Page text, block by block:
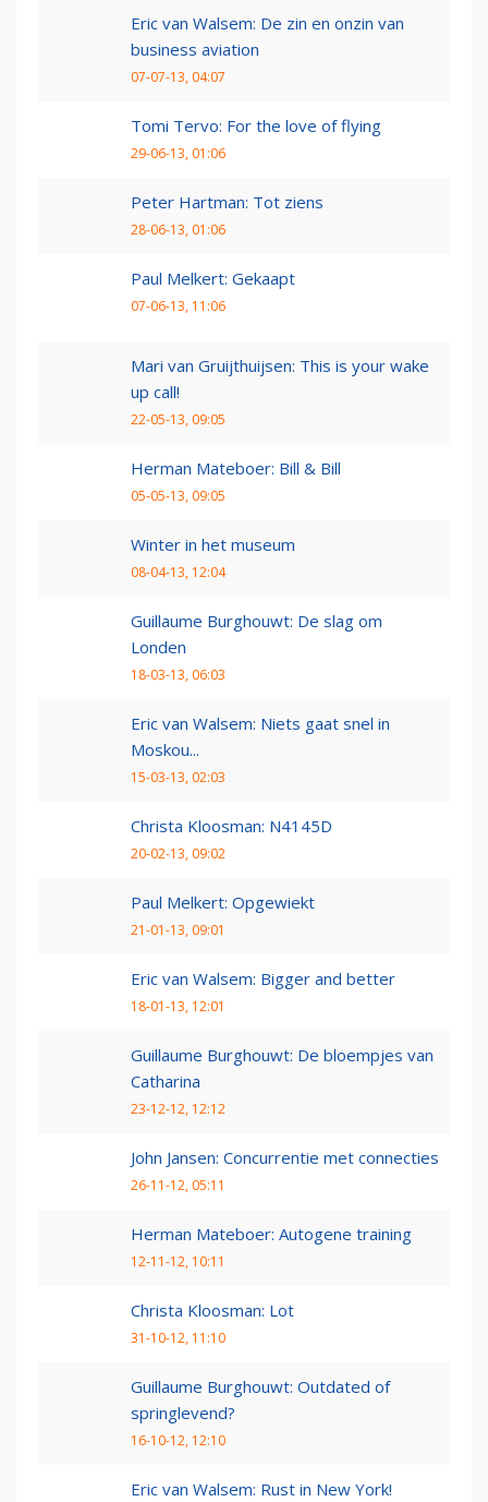
Eric van Walsem: De zin en onzin van
business aviation
07-07-13, 04:07
Tomi Tervo: For the love of flying
29-06-13, 01:06
Peter Hartman: Tot ziens
28-06-13, 01:06
Paul Melkert: Gekaapt
07-06-13, 11:06
Mari van Gruijthuijsen: This is your wake
up call!
22-05-13, 09:05
Herman Mateboer: Bill & Bill
05-05-13, 09:05
Winter in het museum
08-04-13, 12:04
Guillaume Burghouwt: De slag om
Londen
18-03-13, 06:03
Eric van Walsem: Niets gaat snel in
Moskou...
15-03-13, 02:03
Christa Kloosman: N4145D
20-02-13, 09:02
Paul Melkert: Opgewiekt
21-01-13, 09:01
Eric van Walsem: Bigger and better
18-01-13, 12:01
Guillaume Burghouwt: De bloempjes van
Catharina
23-12-12, 12:12
John Jansen: Concurrentie met connecties
26-11-12, 05:11
Herman Mateboer: Autogene training
12-11-12, 10:11
Christa Kloosman: Lot
31-10-12, 11:10
Guillaume Burghouwt: Outdated of
springlevend?
16-10-12, 12:10
Eric van Walsem: Rust in New York!